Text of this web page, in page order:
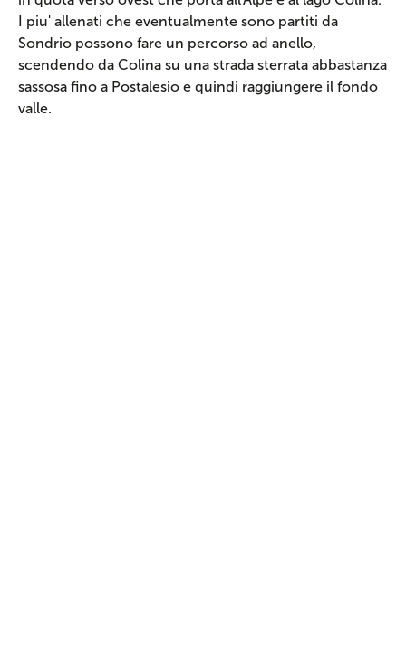
I piu' allenati che eventualmente sono partiti da
Sondrio possono fare un percorso ad anello,
scendendo da Colina su una strada sterrata abbastanza
sassosa fino a Postalesio e quindi raggiungere il fondo
valle.